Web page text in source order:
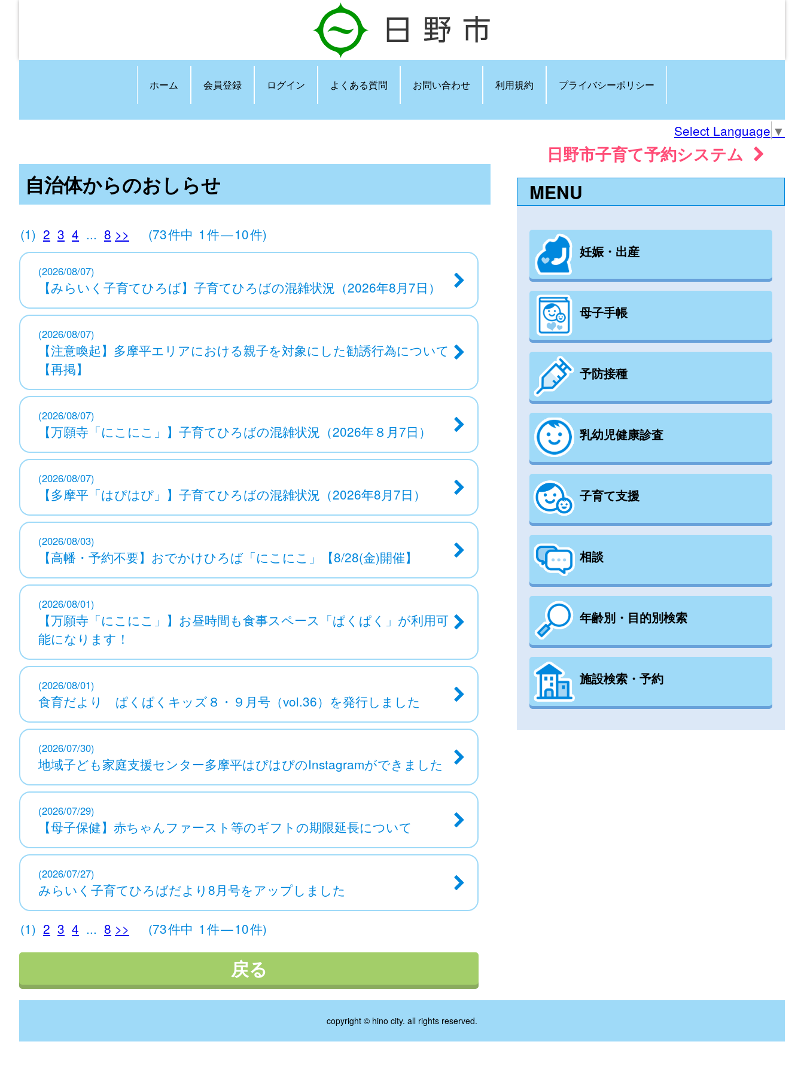
ホーム 会員登録 ログイン よくある質問 お問い合わせ 利用規約 プライバシーポリシー
Select Language ▼
自治体からのおしらせ
(1) 2 3 4 ... 8 >> (73件中 1 件—10件)
(2026/08/07)
【みらいく子育てひろば】子育てひろばの混雑状況（2026年8月7日）
(2026/08/07)
【注意喚起】多摩平エリアにおける親子を対象にした勧誘行為について
【再掲】
(2026/08/07)
【万願寺「にこにこ」】子育てひろばの混雑状況（2026年８月7日）
(2026/08/07)
【多摩平「はぴはぴ」】子育てひろばの混雑状況（2026年8月7日）
(2026/08/03)
【高幡・予約不要】おでかけひろば「にこにこ」【8/28(金)開催】
(2026/08/01)
【万願寺「にこにこ」】お昼時間も食事スペース「ぱくぱく」が利用可
能になります！
(2026/08/01)
食育だより ぱくぱくキッズ８・９月号（vol.36）を発行しました
(2026/07/30)
地域子ども家庭支援センター多摩平はぴはぴのInstagramができました
(2026/07/29)
【母子保健】赤ちゃんファースト等のギフトの期限延長について
(2026/07/27)
みらいく子育てひろばだより8月号をアップしました
(1) 2 3 4 ... 8 >> (73件中 1 件—10件)
戻る
日野市子育て予約システム
MENU
妊娠・出産
母子手帳
予防接種
乳幼児健康診査
子育て支援
相談
年齢別・目的別検索
施設検索・予約
copyright © hino city. all rights reserved.